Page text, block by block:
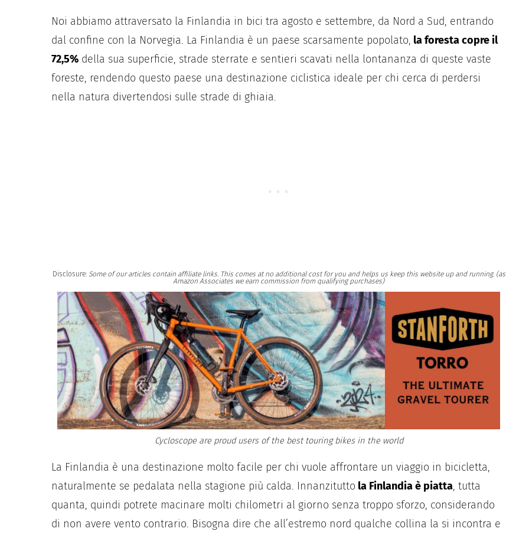
Noi abbiamo attraversato la Finlandia in bici tra agosto e settembre, da Nord a Sud, entrando
dal confine con la Norvegia. La Finlandia è un paese scarsamente popolato, la foresta copre il
72,5% della sua superficie, strade sterrate e sentieri scavati nella lontananza di queste vaste
foreste, rendendo questo paese una destinazione ciclistica ideale per chi cerca di perdersi
nella natura divertendosi sulle strade di ghiaia.
Disclosure: Some of our articles contain affiliate links. This comes at no additional cost for you and helps us keep this website up and running. (as
Amazon Associates we earn commission from qualifying purchases)
Cycloscope are proud users of the best touring bikes in the world
La Finlandia è una destinazione molto facile per chi vuole affrontare un viaggio in bicicletta,
naturalmente se pedalata nella stagione più calda. Innanzitutto la Finlandia è piatta, tutta
quanta, quindi potrete macinare molti chilometri al giorno senza troppo sforzo, considerando
di non avere vento contrario. Bisogna dire che all’estremo nord qualche collina la si incontra e